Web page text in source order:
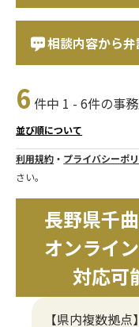
相談内容から
6 件中 1 - 6件の事
並び順について
利用規約 ・ プライバシーポ
さい。
長野県千
オンライ
対応可
【県内複数拠